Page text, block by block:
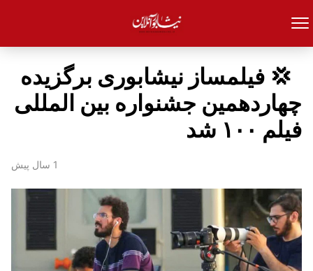
‍ ‍ 💢 فیلمساز نیشابوری برگزیده
چهاردهمین جشنواره بین المللی
فیلم ۱۰۰ شد
1 سال پیش